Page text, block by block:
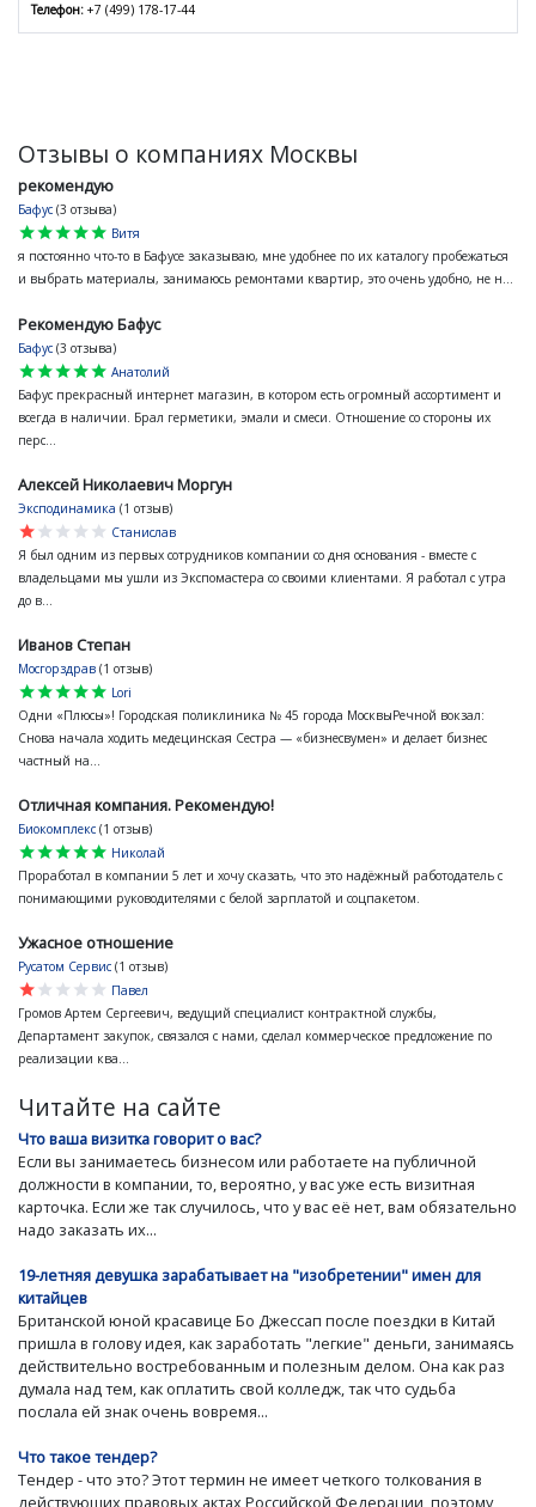
Телефон: +7 (499) 178-17-44
Отзывы о компаниях Москвы
рекомендую
Бафус (3 отзыва)
star
star
star
star
star
Витя
я постоянно что-то в Бафусе заказываю, мне удобнее по их каталогу пробежаться
и выбрать материалы, занимаюсь ремонтами квартир, это очень удобно, не н...
Рекомендую Бафус
Бафус (3 отзыва)
star
star
star
star
star
Анатолий
Бафус прекрасный интернет магазин, в котором есть огромный ассортимент и
всегда в наличии. Брал герметики, эмали и смеси. Отношение со стороны их
перс...
Алексей Николаевич Моргун
Эксподинамика (1 отзыв)
star
star
star
star
star
Станислав
Я был одним из первых сотрудников компании со дня основания - вместе с
владельцами мы ушли из Экспомастера со своими клиентами. Я работал с утра
до в...
Иванов Степан
Мосгорздрав (1 отзыв)
star
star
star
star
star
Lori
Одни «Плюсы»! Городская поликлиника № 45 города МосквыРечной вокзал:
Снова начала ходить медецинская Сестра — «бизнесвумен» и делает бизнес
частный на...
Отличная компания. Рекомендую!
Биокомплекс (1 отзыв)
star
star
star
star
star
Николай
Проработал в компании 5 лет и хочу сказать, что это надёжный работодатель с
понимающими руководителями с белой зарплатой и соцпакетом.
Ужасное отношение
Русатом Сервис (1 отзыв)
star
star
star
star
star
Павел
Громов Артем Сергеевич, ведущий специалист контрактной службы,
Департамент закупок, связался с нами, сделал коммерческое предложение по
реализации ква...
Читайте на сайте
Что ваша визитка говорит о вас?
Если вы занимаетесь бизнесом или работаете на публичной
должности в компании, то, вероятно, у вас уже есть визитная
карточка. Если же так случилось, что у вас её нет, вам обязательно
надо заказать их...
19-летняя девушка зарабатывает на "изобретении" имен для
китайцев
Британской юной красавице Бо Джессап после поездки в Китай
пришла в голову идея, как заработать "легкие" деньги, занимаясь
действительно востребованным и полезным делом. Она как раз
думала над тем, как оплатить свой колледж, так что судьба
послала ей знак очень вовремя...
Что такое тендер?
Тендер - что это? Этот термин не имеет четкого толкования в
действующих правовых актах Российской Федерации, поэтому